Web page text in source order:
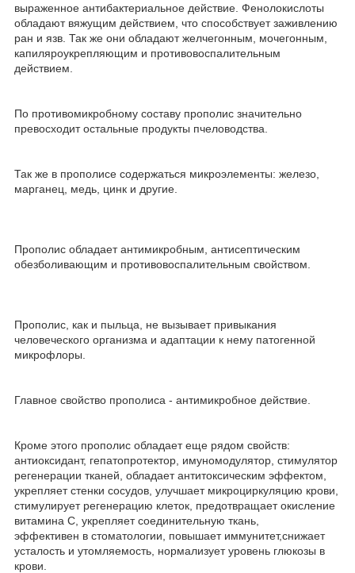
выраженное антибактериальное действие. Фенолокислоты
обладают вяжущим действием, что способствует заживлению
ран и язв. Так же они обладают желчегонным, мочегонным,
капиляроукрепляющим и противовоспалительным
действием.
По противомикробному составу прополис значительно
превосходит остальные продукты пчеловодства.
Так же в прополисе содержаться микроэлементы: железо,
марганец, медь, цинк и другие.
Прополис обладает антимикробным, антисептическим
обезболивающим и противовоспалительным свойством.
Прополис, как и пыльца, не вызывает привыкания
человеческого организма и адаптации к нему патогенной
микрофлоры.
Главное свойство прополиса - антимикробное действие.
Кроме этого прополис обладает еще рядом свойств:
антиоксидант, гепатопротектор, имуномодулятор, стимулятор
регенерации тканей, обладает антитоксическим эффектом,
укрепляет стенки сосудов, улучшает микроциркуляцию крови,
стимулирует регенерацию клеток, предотвращает окисление
витамина С, укрепляет соединительную ткань,
эффективен в стоматологии, повышает иммунитет,снижает
усталость и утомляемость, нормализует уровень глюкозы в
крови.